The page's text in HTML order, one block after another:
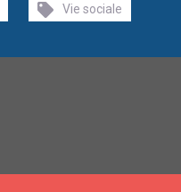
Vie sociale